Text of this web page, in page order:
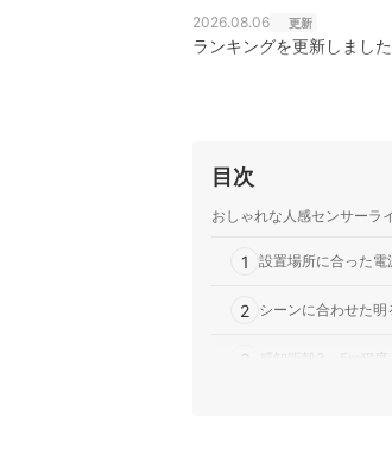
2026.08.06 更新
ランキングを更新しました
目次
おしゃれな人感センサーラ
1 設置場所に合った電
2 シーンに合わせた
3 感知距離3～5m程